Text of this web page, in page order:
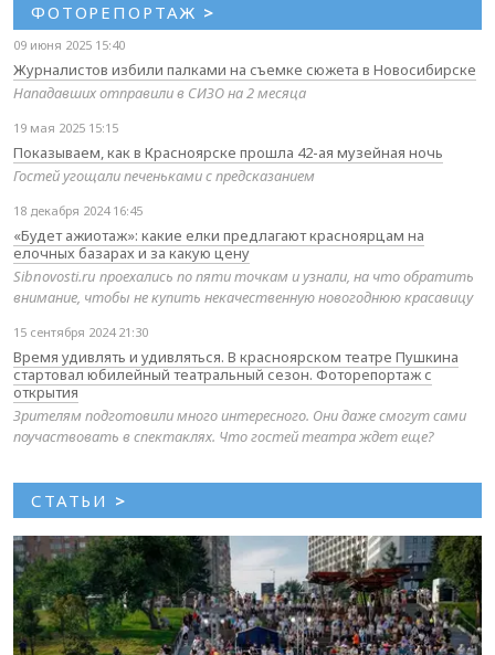
ФОТОРЕПОРТАЖ >
09 июня 2025 15:40
Журналистов избили палками на съемке сюжета в Новосибирске
Нападавших отправили в СИЗО на 2 месяца
19 мая 2025 15:15
Показываем, как в Красноярске прошла 42-ая музейная ночь
Гостей угощали печеньками с предсказанием
18 декабря 2024 16:45
«Будет ажиотаж»: какие елки предлагают красноярцам на
елочных базарах и за какую цену
Sibnovosti.ru проехались по пяти точкам и узнали, на что обратить
внимание, чтобы не купить некачественную новогоднюю красавицу
15 сентября 2024 21:30
Время удивлять и удивляться. В красноярском театре Пушкина
стартовал юбилейный театральный сезон. Фоторепортаж с
открытия
Зрителям подготовили много интересного. Они даже смогут сами
поучаствовать в спектаклях. Что гостей театра ждет еще?
СТАТЬИ >